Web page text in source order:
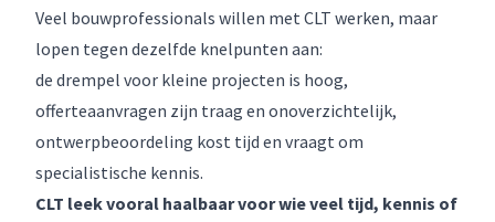
Veel bouwprofessionals willen met CLT werken, maar
lopen tegen dezelfde knelpunten aan:
de drempel voor kleine projecten is hoog,
offerteaanvragen zijn traag en onoverzichtelijk,
ontwerpbeoordeling kost tijd en vraagt om
specialistische kennis.
CLT leek vooral haalbaar voor wie veel tijd, kennis of